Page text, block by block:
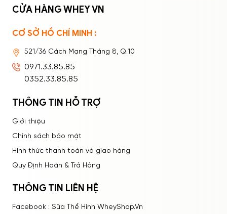
Ghi nhớ mật khẩu
CỬA HÀNG WHEY VN
CƠ SỞ HỒ CHÍ MINH :
521/36 Cách Mạng Tháng 8, Q.10
0971.33.85.85
0352.33.85.85
THÔNG TIN HỖ TRỢ
Giới thiệu
Chính sách bảo mật
Hình thức thanh toán và giao hàng
Quy Định Hoàn & Trả Hàng
THÔNG TIN LIÊN HỆ
Facebook : Sữa Thể Hình WheyShop.Vn